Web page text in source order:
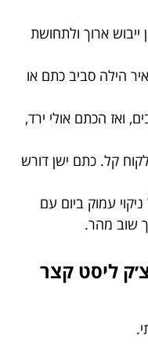
ייבוש ארוך ולתחושת
הילה סביב כתם או
ואז הכתם אולי ירד,
קל. כתם ישן דורש
עמוק ביום עם
שוב מהר.
ליסט קצר